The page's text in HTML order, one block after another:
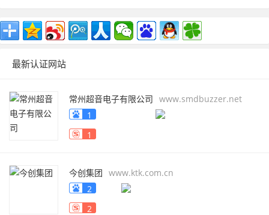
最新认证网站
常州超音电子有限公司 www.smdbuzzer.net
1
1
今创集团 www.ktk.com.cn
2
2